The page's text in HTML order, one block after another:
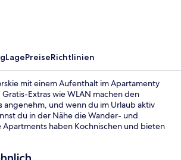
LagePreiseRichtlinien
mit einem Aufenthalt im Apartamenty
Extras wie WLAN machen den
und wenn du im Urlaub aktiv
du in der Nähe die Wander- und
Apartments haben Kochnischen und bieten